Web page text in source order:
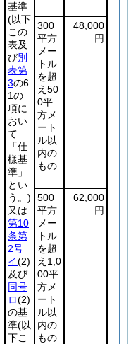
基準
(以下
この
表及
び別
表第
3の6
1の
項に
おい
て
「仕
様基
準」
とい
う。)
又は
第10
条第
2号
イ(2)
及び
同号
ロ(2)
の基
準(以
下こ
300
平方
メー
トル
を超
え50
0平
方メ
ート
ル以
内の
もの
48,000
円
500
平方
メー
トル
を超
え1,0
00平
方メ
ート
ル以
内の
もの
62,000
円